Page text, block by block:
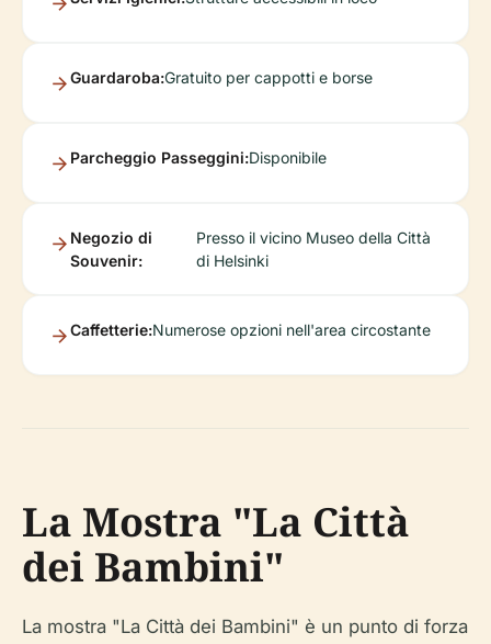
Guardaroba:Gratuito per cappotti e borse
Parcheggio Passeggini:Disponibile
Negozio di
Souvenir:
Presso il vicino Museo della Città
di Helsinki
Caffetterie:Numerose opzioni nell'area circostante
La Mostra "La Città
dei Bambini"
La mostra "La Città dei Bambini" è un punto di forza